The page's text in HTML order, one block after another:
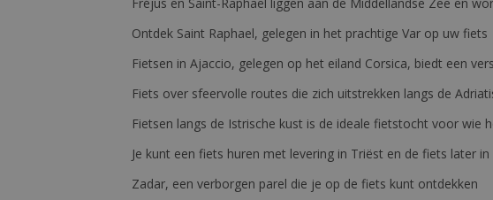
Ontdek Saint Raphael, gelegen in het prachtige Var op uw fiets
Fietsen in Ajaccio, gelegen op het eiland Corsica, biedt een
Fiets over sfeervolle routes die zich uitstrekken langs de
Fietsen langs de Istrische kust is de ideale fietstocht voor wie
Je kunt een fiets huren met levering in Triëst en de fiets later
Zadar, een verborgen parel die je op de fiets kunt ontdekken